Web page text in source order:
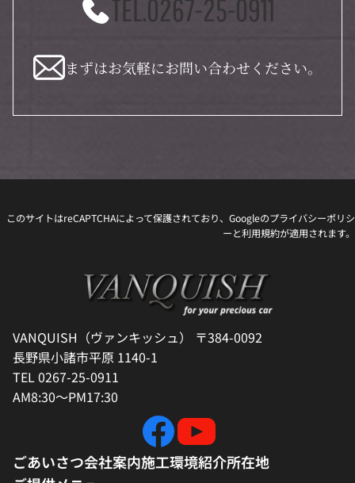
TEL.0267-25-0911
まずはお気軽にお問い合わせください。
このサイトはreCAPTCHAによって保護されており、Googleのプライバシーポリシ
ーと利用規約が適用されます。
VANQUISH（ヴァンキッシュ） 〒384-0092
長野県小諸市平原 1140-1
TEL 0267-25-0911
AM8:30～PM17:30
ごあいさつ会社案内施工環境紹介所在地